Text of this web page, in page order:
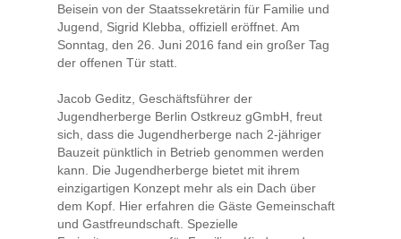
Beisein von der Staatssekretärin für Familie und
Jugend, Sigrid Klebba, offiziell eröffnet. Am
Sonntag, den 26. Juni 2016 fand ein großer Tag
der offenen Tür statt.
Jacob Geditz, Geschäftsführer der
Jugendherberge Berlin Ostkreuz gGmbH, freut
sich, dass die Jugendherberge nach 2-jähriger
Bauzeit pünktlich in Betrieb genommen werden
kann. Die Jugendherberge bietet mit ihrem
einzigartigen Konzept mehr als ein Dach über
dem Kopf. Hier erfahren die Gäste Gemeinschaft
und Gastfreundschaft. Spezielle